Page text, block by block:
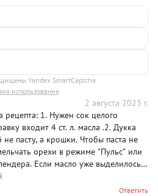
Yandex SmartCaptcha
использования
2 августа 2023 г.
рецепта: 1. Нужен сок целого
входит 4 ст. л. масла .2. Дукка
пасту, а крошки. Чтобы паста не
орехи в режиме "Пульс" или
Если масло уже выделилось,
Ответить